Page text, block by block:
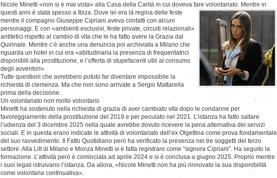
Nicole Minetti «non si è mai vista» alla Casa della Carità in cui doveva fare volontariato. Mentre in
questi anni è stata spesso a Ibiza. Dove lei era la regina delle feste
mentre il compagno Giuseppe Cipriani aveva contatti con alcuni
personaggi. E con «ambienti esclusivi, feste private, circuiti relazionali»
antitetici rispetto al cambio di vita che le ha fatto avere la Grazia dal
Quirinale. Mentre c’è anche una denuncia poi archiviata a Milano che
riguarda un hotel in cui era «abitudinaria la presenza di frequentatrici
disponibili alla prostituzione, e l’offerta di stupefacenti utili al consumo
degli avventori».
Tutte questioni che avrebbero potuto far diventare impossibile la
richiesta di clemenza. Ma che non sono arrivate a Sergio Mattarella
prima della decisione.
Un volontariato non molto volontario
Minetti ha sostenuto nella richiesta di grazia di aver cambiato vita dopo le condanne per
favoreggiamento della prostituzione del 2019 e per peculato nel 2021. L’istanza ha fatto saltare
l’udienza del 3 dicembre 2025 nella quale avrebbe dovuto ricevere la pena alternativa dei servizi
sociali. E in questa erano indicate le attività di volontariato dell’ex Olgettina come prova fondamentale
del suo ravvedimento. Il Fatto Quotidiano però ha verificato la presenza nei tre soggetti del terzo
settore. Alla Lilt di Milano e Monza Minetti si è fatta registrare come “signora Cipriani”. Ha seguito la
formazione. L’attività però è cominciata ad aprile 2024 e si è conclusa a giugno 2025. Proprio mentre
i suoi legali istruivano l’istanza. Da allora, «Nicole Minetti non ha più rinnovato la sua disponibilità
come volontaria continuativa».